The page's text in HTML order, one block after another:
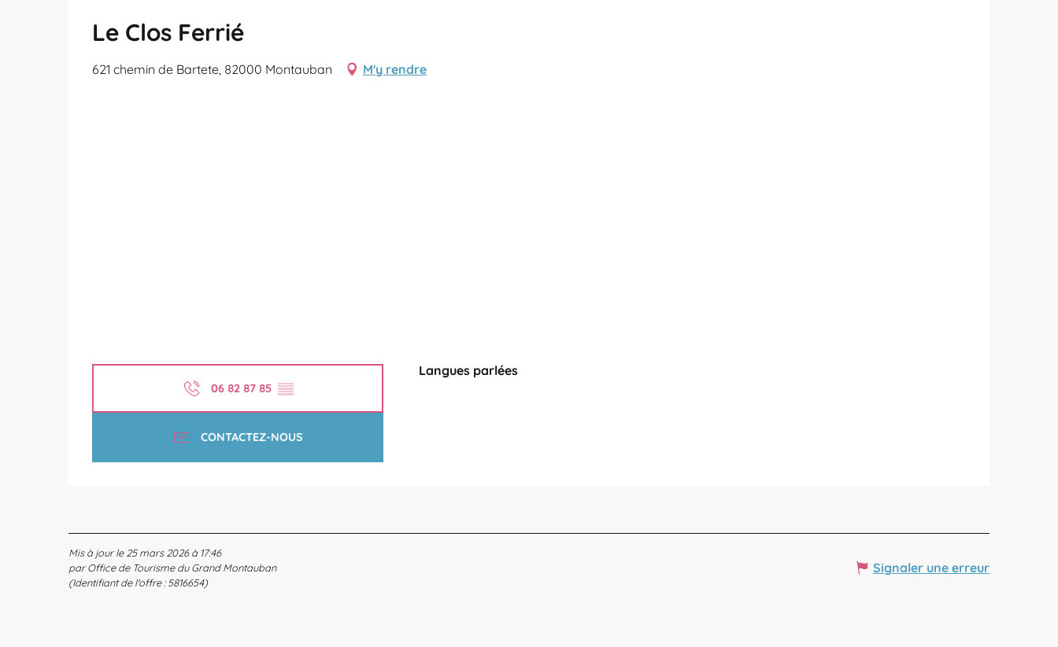
Le Clos Ferrié
621 chemin de Bartete, 82000 Montauban M'y rendre
06 82 87 85 ▒▒
CONTACTEZ-NOUS
Langues parlées
Langues parlées
Mis à jour le 25 mars 2026 à 17:46
par Office de Tourisme du Grand Montauban
(Identifiant de l'offre :5816654)
Signaler une erreur